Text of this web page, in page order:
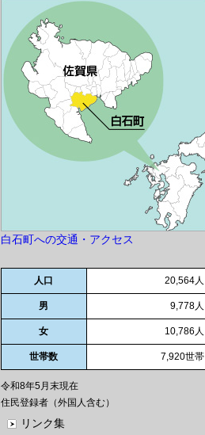
白石町への交通・アクセス
人口 20,564人
男 9,778人
女 10,786人
世帯数 7,920世帯
令和8年5月末現在
住民登録者（外国人含む）
リンク集